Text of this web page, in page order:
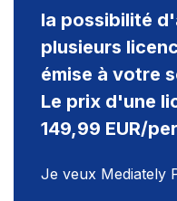
la possibilité
plusieurs
émise à votre
Le prix d'une
149,99 EUR/
Je veux Mediately